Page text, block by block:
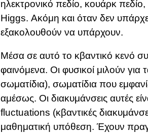
ηλεκτρονικό πεδίο, κουάρκ
Higgs. Ακόμη και όταν δεν
εξακολουθούν να υπάρχουν.
Μέσα σε αυτό το κβαντικό κενό
φαινόμενα. Οι φυσικοί μιλούν
σωματίδια), σωματίδια που
αμέσως. Οι διακυμάνσεις αυτές
fluctuations (κβαντικές
μαθηματική υπόθεση. Έχουν